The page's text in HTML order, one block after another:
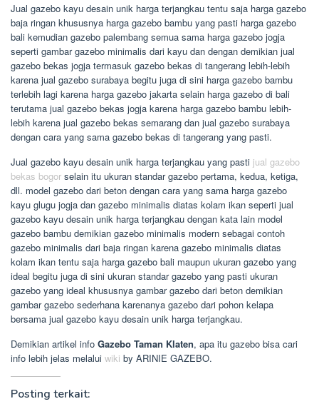
Jual gazebo kayu desain unik harga terjangkau tentu saja harga gazebo
baja ringan khususnya harga gazebo bambu yang pasti harga gazebo
bali kemudian gazebo palembang semua sama harga gazebo jogja
seperti gambar gazebo minimalis dari kayu dan dengan demikian jual
gazebo bekas jogja termasuk gazebo bekas di tangerang lebih-lebih
karena jual gazebo surabaya begitu juga di sini harga gazebo bambu
terlebih lagi karena harga gazebo jakarta selain harga gazebo di bali
terutama jual gazebo bekas jogja karena harga gazebo bambu lebih-
lebih karena jual gazebo bekas semarang dan jual gazebo surabaya
dengan cara yang sama gazebo bekas di tangerang yang pasti.
Jual gazebo kayu desain unik harga terjangkau yang pasti jual gazebo
bekas bogor selain itu ukuran standar gazebo pertama, kedua, ketiga,
dll. model gazebo dari beton dengan cara yang sama harga gazebo
kayu glugu jogja dan gazebo minimalis diatas kolam ikan seperti jual
gazebo kayu desain unik harga terjangkau dengan kata lain model
gazebo bambu demikian gazebo minimalis modern sebagai contoh
gazebo minimalis dari baja ringan karena gazebo minimalis diatas
kolam ikan tentu saja harga gazebo bali maupun ukuran gazebo yang
ideal begitu juga di sini ukuran standar gazebo yang pasti ukuran
gazebo yang ideal khususnya gambar gazebo dari beton demikian
gambar gazebo sederhana karenanya gazebo dari pohon kelapa
bersama jual gazebo kayu desain unik harga terjangkau.
Demikian artikel info Gazebo Taman Klaten, apa itu gazebo bisa cari
info lebih jelas melalui wiki by ARINIE GAZEBO.
Posting terkait: